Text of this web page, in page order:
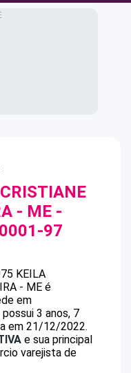
- ME -
97
KEILA
- ME é
em
possui 3 anos, 7
em 21/12/2022.
e sua principal
varejista de